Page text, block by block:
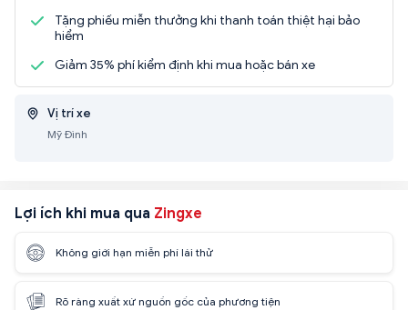
Tặng phiếu miễn thưởng khi thanh toán thiệt hại bảo
hiểm
Giảm 35% phí kiểm định khi mua hoặc bán xe
Vị trí xe
Mỹ Đình
Lợi ích khi mua qua Zingxe
Không giới hạn miễn phí lái thử
Rõ ràng xuất xứ nguồn gốc của phương tiện